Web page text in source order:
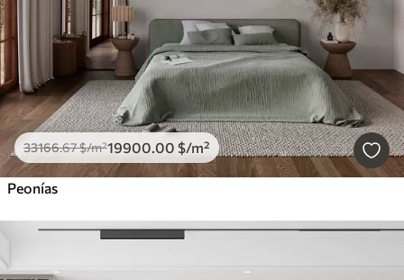
33166.67$/m²19900.00 $/m²
Peonías